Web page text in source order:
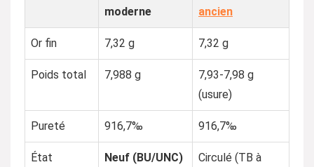
moderne
ancien
Or fin 7,32 g 7,32 g
Poids total 7,988 g
7,93-7,98 g
(usure)
Pureté 916,7‰ 916,7‰
État Neuf (BU/UNC)
Circulé (TB à